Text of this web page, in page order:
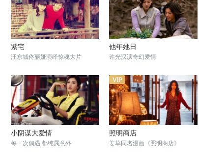
紫宅
汪东城佟丽娅演绎惊魂大片
他年她日
许光汉演奇幻爱情
小阴谋大爱情
每一次偶遇 都纯属意外
照明商店
姜草同名漫画《照明商店》